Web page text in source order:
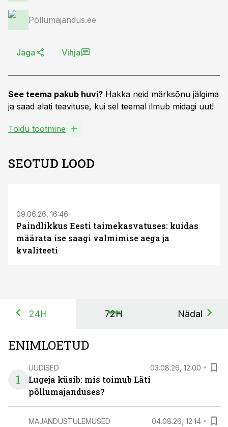
Põllumajandus.ee
Jaga Vihja
See teema pakub huvi? Hakka neid märksõnu jälgima
ja saad alati teavituse, kui sel teemal ilmub midagi uut!
Toidu tootmine
SEOTUD LOOD
09.06.26, 16:46
Paindlikkus Eesti taimekasvatuses: kuidas
määrata ise saagi valmimise aega ja
kvaliteeti
24H 72H Nädal
ENIMLOETUD
1
UUDISED 03.08.26, 12:00
Lugeja küsib: mis toimub Läti
põllumajanduses?
MAJANDUSTULEMUSED 04.08.26, 12:14